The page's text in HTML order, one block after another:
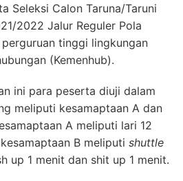
Seleksi Calon Taruna/Taruni
2022 Jalur Reguler Pola
tinggi lingkungan
(Kemenhub).
ini para peserta diuji dalam
meliputi kesamaptaan A dan
A meliputi lari 12
B meliputi shuttle
up 1 menit dan shit up 1 menit.